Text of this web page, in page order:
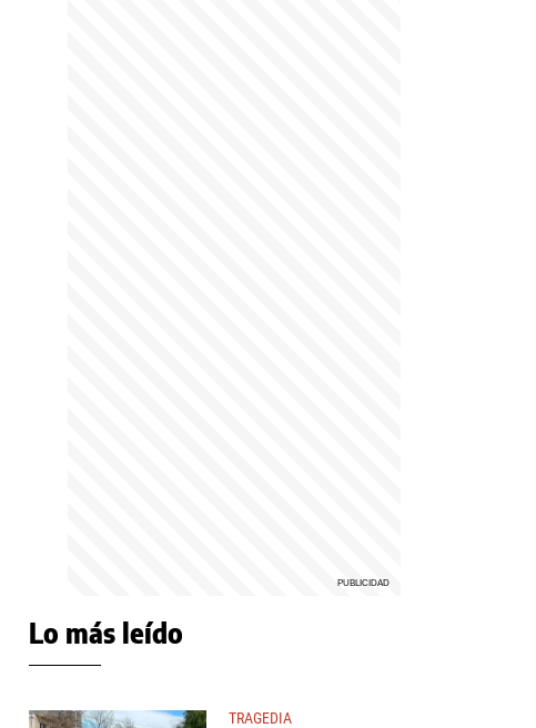
Lo más leído
TRAGEDIA